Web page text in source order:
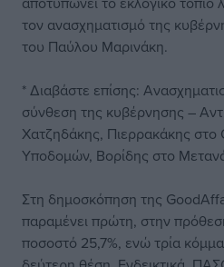
τον ανασχηματισμό της
του Παύλου Μαρινάκη.
* Διαβάστε επίσης:
σύνθεση της κυβέρνησης –
Χατζηδάκης, Πιερρακάκης στο
Υποδομών, Βορίδης στο
Στη δημοσκόπηση της
παραμένει πρώτη, στην
ποσοστό 25,7%, ενώ τρία